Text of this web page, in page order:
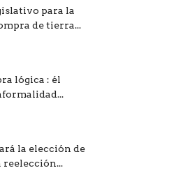
para la
de tierra...
lógica : él
la elección de
reelección...